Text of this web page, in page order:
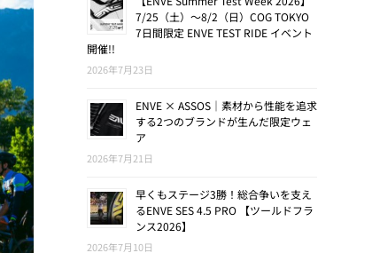
7/25（土）〜8/2（日）COG TOKYO
7日間限定 ENVE TEST RIDE イベント
開催!!
2026年7月23日
ENVE × ASSOS｜素材から性能を追求
する2つのブランドが生んだ限定ウェ
ア
2026年7月21日
早くもステージ3勝！総合争いを支え
るENVE SES 4.5 PRO 【ツールドフラ
ンス2026】
2026年7月10日